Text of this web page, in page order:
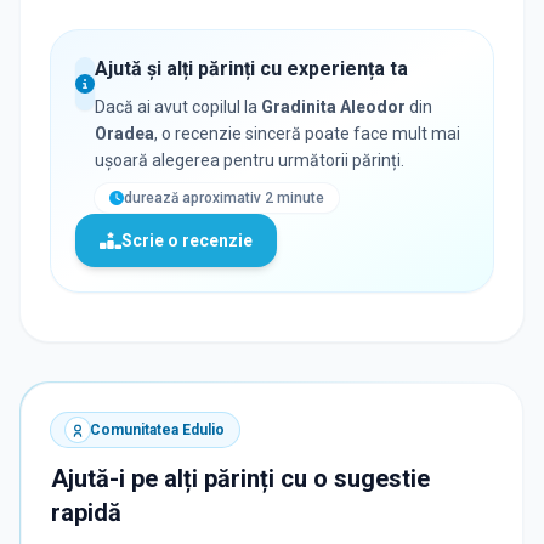
Ajută și alți părinți cu experiența ta
Dacă ai avut copilul la Gradinita Aleodor din
Oradea, o recenzie sinceră poate face mult mai
ușoară alegerea pentru următorii părinți.
durează aproximativ 2 minute
Scrie o recenzie
Comunitatea Edulio
Ajută-i pe alți părinți cu o sugestie
rapidă